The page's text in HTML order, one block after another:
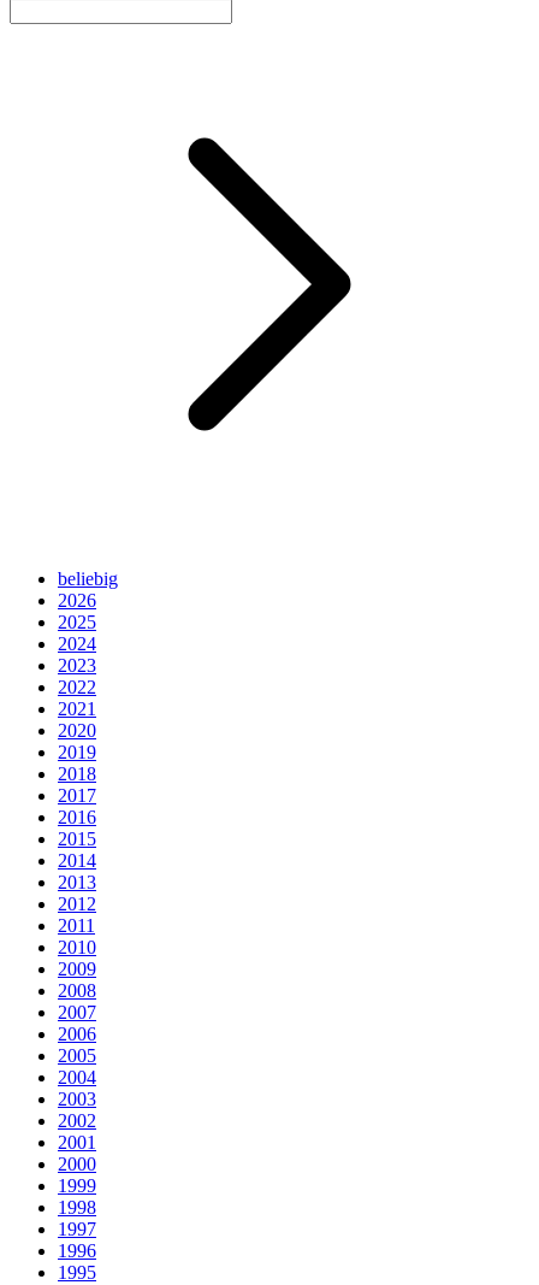
beliebig
2026
2025
2024
2023
2022
2021
2020
2019
2018
2017
2016
2015
2014
2013
2012
2011
2010
2009
2008
2007
2006
2005
2004
2003
2002
2001
2000
1999
1998
1997
1996
1995